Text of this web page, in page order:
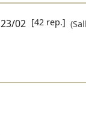
23/02 [42 rep.]